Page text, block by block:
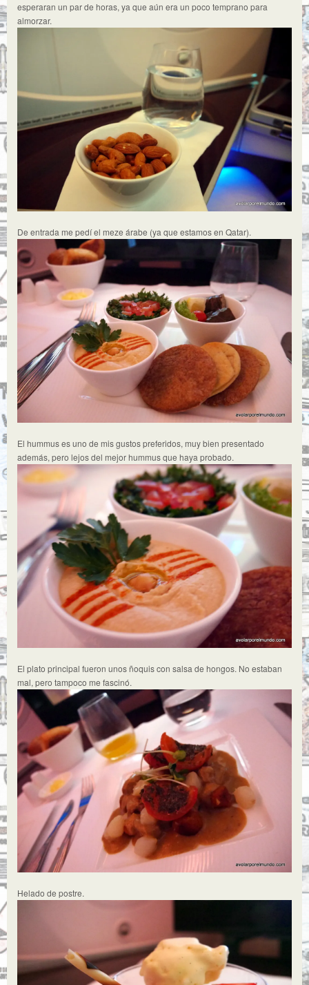
esperaran un par de horas, ya que aún era un poco temprano para
almorzar.
De entrada me pedí el meze árabe (ya que estamos en Qatar).
El hummus es uno de mis gustos preferidos, muy bien presentado
además, pero lejos del mejor hummus que haya probado.
El plato principal fueron unos ñoquis con salsa de hongos. No estaban
mal, pero tampoco me fascinó.
Helado de postre.